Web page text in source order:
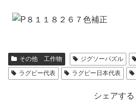
その他 工作物 ジグソーパズル
ラグビー代表
ラグビー日本代表
シェアする